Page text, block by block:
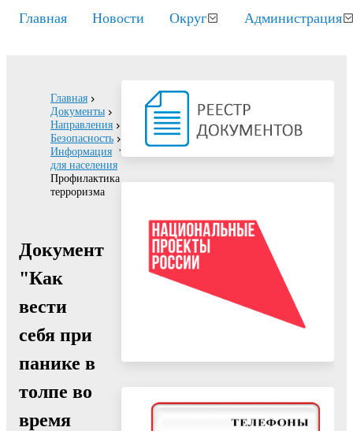
Главная Новости Округ Администрация
Главная
Документы
Направления
Безопасность
Информация
для населения
Профилактика
терроризма
Документ
"Как
вести
себя при
панике в
толпе во
время